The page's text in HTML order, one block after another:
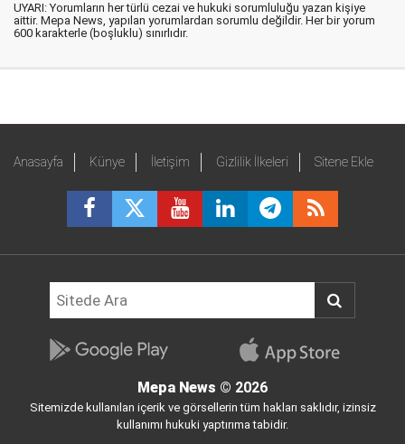
UYARI: Yorumların her türlü cezai ve hukuki sorumluluğu yazan kişiye
aittir. Mepa News, yapılan yorumlardan sorumlu değildir. Her bir yorum
600 karakterle (boşluklu) sınırlıdır.
Anasayfa Künye İletişim Gizlilik İlkeleri Sitene Ekle
Mepa News © 2026
Sitemizde kullanılan içerik ve görsellerin tüm hakları saklıdır, izinsiz
kullanımı hukuki yaptırıma tabidir.